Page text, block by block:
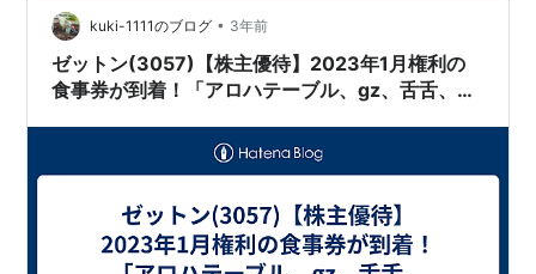
kuki-1111のブログ • 3年前
ゼットン(3057)【株主優待】2023年1月権利の
食事券が到着！「アロハテーブル、gz、舌舌、